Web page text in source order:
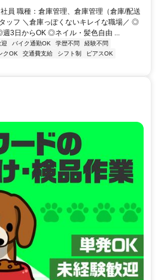
員 職種：倉庫管理、倉庫管理（倉庫/配送
ッフ ＼倉庫っぽくないキレイな職場／ ◎
3日からOK ◎ネイル・髪色自由 ...
バイク通勤OK 学歴不問
経験不問
クOK 交通費支給 シフト制
ピアスOK